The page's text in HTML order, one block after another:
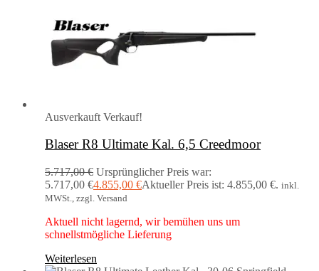
Ausverkauft Verkauf!
Blaser R8 Ultimate Kal. 6,5 Creedmoor
5.717,00€ Ursprünglicher Preis war:
5.717,00 €4.855,00 €Aktueller Preis ist: 4.855,00 €. inkl.
MWSt., zzgl. Versand
Aktuell nicht lagernd, wir bemühen uns um
schnellstmögliche Lieferung
Weiterlesen